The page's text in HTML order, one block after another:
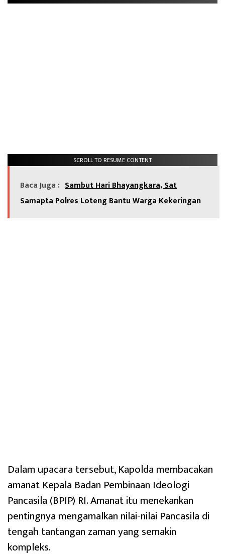
SCROLL TO RESUME CONTENT
Baca Juga : Sambut Hari Bhayangkara, Sat
Samapta Polres Loteng Bantu Warga Kekeringan
Dalam upacara tersebut, Kapolda membacakan
amanat Kepala Badan Pembinaan Ideologi
Pancasila (BPIP) RI. Amanat itu menekankan
pentingnya mengamalkan nilai-nilai Pancasila di
tengah tantangan zaman yang semakin
kompleks.